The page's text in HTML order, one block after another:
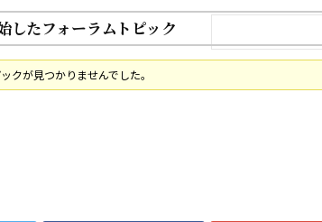
したフォーラムトピック
クが見つかりませんでした。